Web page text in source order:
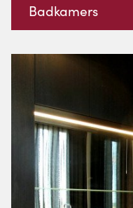
Badkamers